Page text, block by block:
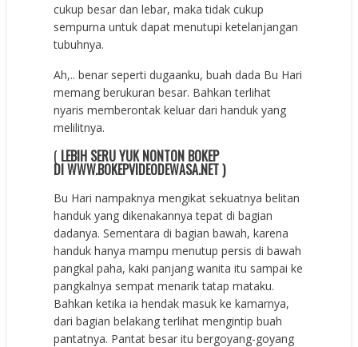
cukup besar dan lebar, maka tidak cukup
sempurna untuk dapat menutupi ketelanjangan
tubuhnya.
Ah,.. benar seperti dugaanku, buah dada Bu Hari
memang berukuran besar. Bahkan terlihat
nyaris memberontak keluar dari handuk yang
melilitnya.
( LEBIH SERU YUK NONTON BOKEP
DI WWW.BOKEPVIDEODEWASA.NET )
Bu Hari nampaknya mengikat sekuatnya belitan
handuk yang dikenakannya tepat di bagian
dadanya. Sementara di bagian bawah, karena
handuk hanya mampu menutup persis di bawah
pangkal paha, kaki panjang wanita itu sampai ke
pangkalnya sempat menarik tatap mataku.
Bahkan ketika ia hendak masuk ke kamarnya,
dari bagian belakang terlihat mengintip buah
pantatnya. Pantat besar itu bergoyang-goyang